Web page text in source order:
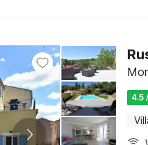
4.5